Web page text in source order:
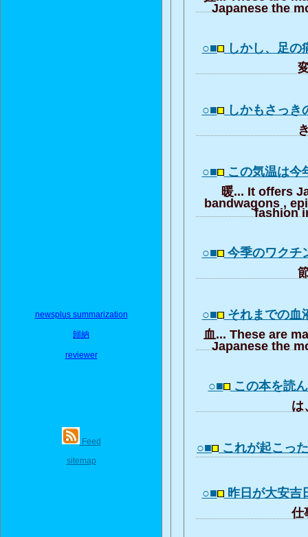
newsplus summarization
歸納
reviewer
Feed
sitemap
Japanese the
○■ しかし、足
○■ しかもさっ
○■ この気温は
暖... It offers
bandwagons ,
fashion
○■ 今季のワク
○■ それまでの
血... These are
Japanese the
○■ この本を読
は
○■ これが起こっ
○■ 昨日が大安
仕